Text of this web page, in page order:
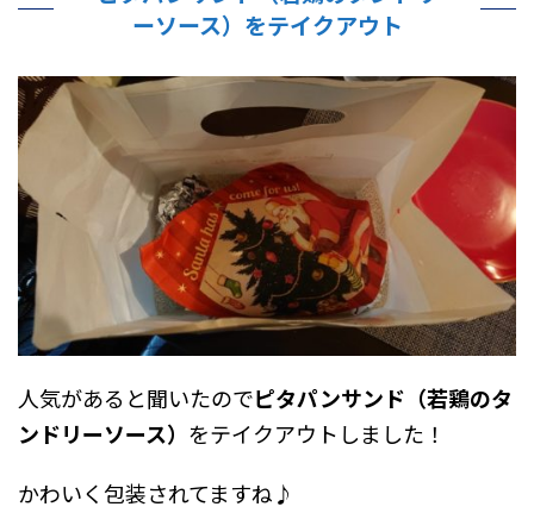
ーソース）をテイクアウト
人気があると聞いたのでピタパンサンド（若鶏のタ
ンドリーソース） をテイクアウトしました！
かわいく包装されてますね♪